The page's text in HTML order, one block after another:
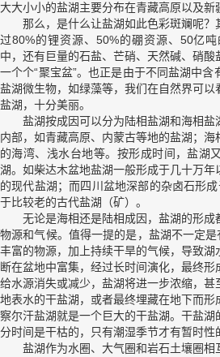
大大小小的盐湖主要分布在青藏高原以及新
那么，是什么让盐湖如此色彩斑斓呢？
过80%的锂资源、50%的硼资源、50亿
中，还有巨量的石盐、芒硝、天然碱、硝
一个个“聚宝盆”。也正是由于不同盐湖中
盐湖微生物，如绿藻等，我们在自然界可
盐湖，十分美丽。
盐湖按成因可以分为陆相盐湖和海相盐
内部，如青藏高原、内蒙古等地的盐湖；海
的海湾、浅水台地等。按形成时间，盐湖
湖。如柴达木盆地盐湖一般形成于几十万
的现代盐湖；而四川盆地深部的杂卤石形
于比较老的古代盐湖（矿）。
无论是海相还是陆相成因，盐湖的形成
物源和气候。值得一提的是，盐湖不一定是
丰富的物源，加上持续干旱的气候，导致
断在盆地中富集，经过长时间演化，最终
给水源消失或减少，盐湖将进一步浓缩，
地表水的干盐湖，或者最终埋藏在地下而
察尔汗盐湖就是一个巨大的干盐湖。干盐
分时间是干枯的，只有潮湿季节才有暂时性
盐湖作为水圈、大气圈和岩石土壤圈相